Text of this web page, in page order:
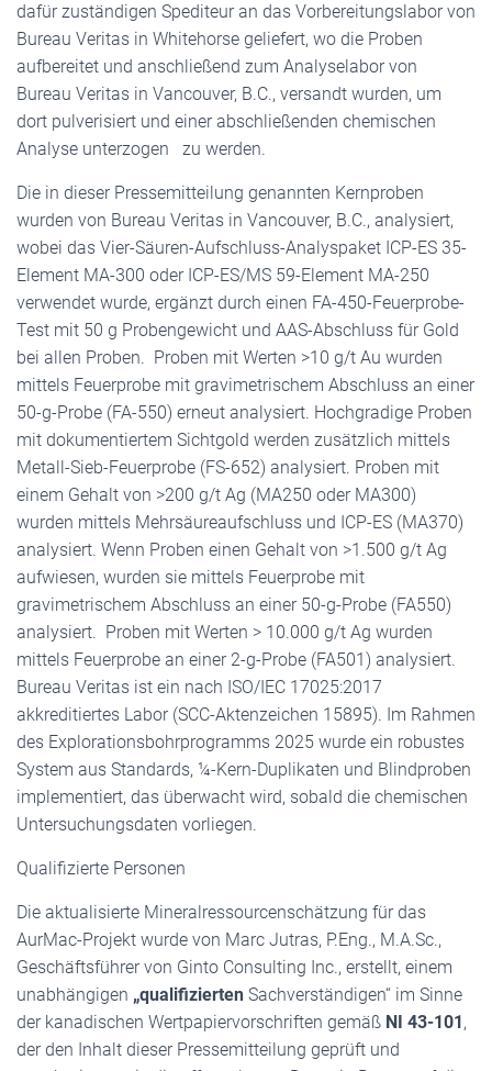
dafür zuständigen Spediteur an das Vorbereitungslabor von
Bureau Veritas in Whitehorse geliefert, wo die Proben
aufbereitet und anschließend zum Analyselabor von
Bureau Veritas in Vancouver, B.C., versandt wurden, um
dort pulverisiert und einer abschließenden chemischen
Analyse unterzogen zu werden.
Die in dieser Pressemitteilung genannten Kernproben
wurden von Bureau Veritas in Vancouver, B.C., analysiert,
wobei das Vier-Säuren-Aufschluss-Analyspaket ICP-ES 35-
Element MA-300 oder ICP-ES/MS 59-Element MA-250
verwendet wurde, ergänzt durch einen FA-450-Feuerprobe-
Test mit 50 g Probengewicht und AAS-Abschluss für Gold
bei allen Proben. Proben mit Werten >10 g/t Au wurden
mittels Feuerprobe mit gravimetrischem Abschluss an einer
50-g-Probe (FA-550) erneut analysiert. Hochgradige Proben
mit dokumentiertem Sichtgold werden zusätzlich mittels
Metall-Sieb-Feuerprobe (FS-652) analysiert. Proben mit
einem Gehalt von >200 g/t Ag (MA250 oder MA300)
wurden mittels Mehrsäureaufschluss und ICP-ES (MA370)
analysiert. Wenn Proben einen Gehalt von >1.500 g/t Ag
aufwiesen, wurden sie mittels Feuerprobe mit
gravimetrischem Abschluss an einer 50-g-Probe (FA550)
analysiert. Proben mit Werten > 10.000 g/t Ag wurden
mittels Feuerprobe an einer 2-g-Probe (FA501) analysiert.
Bureau Veritas ist ein nach ISO/IEC 17025:2017
akkreditiertes Labor (SCC-Aktenzeichen 15895). Im Rahmen
des Explorationsbohrprogramms 2025 wurde ein robustes
System aus Standards, ¼-Kern-Duplikaten und Blindproben
implementiert, das überwacht wird, sobald die chemischen
Untersuchungsdaten vorliegen.
Qualifizierte Personen
Die aktualisierte Mineralressourcenschätzung für das
AurMac-Projekt wurde von Marc Jutras, P.Eng., M.A.Sc.,
Geschäftsführer von Ginto Consulting Inc., erstellt, einem
unabhängigen „qualifizierten Sachverständigen“ im Sinne
der kanadischen Wertpapiervorschriften gemäß NI 43-101,
der den Inhalt dieser Pressemitteilung geprüft und